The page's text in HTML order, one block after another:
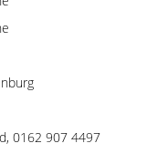
0162 907 4497